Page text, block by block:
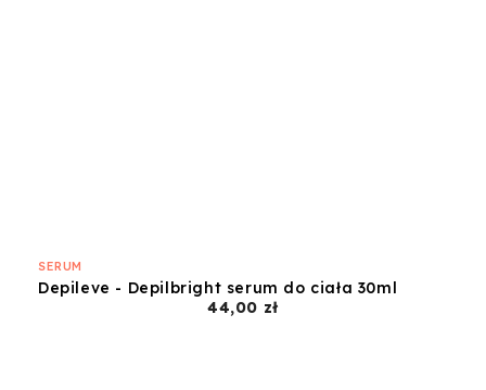
SERUM
Depileve - Depilbright serum do ciała 30ml
44,00 złCena